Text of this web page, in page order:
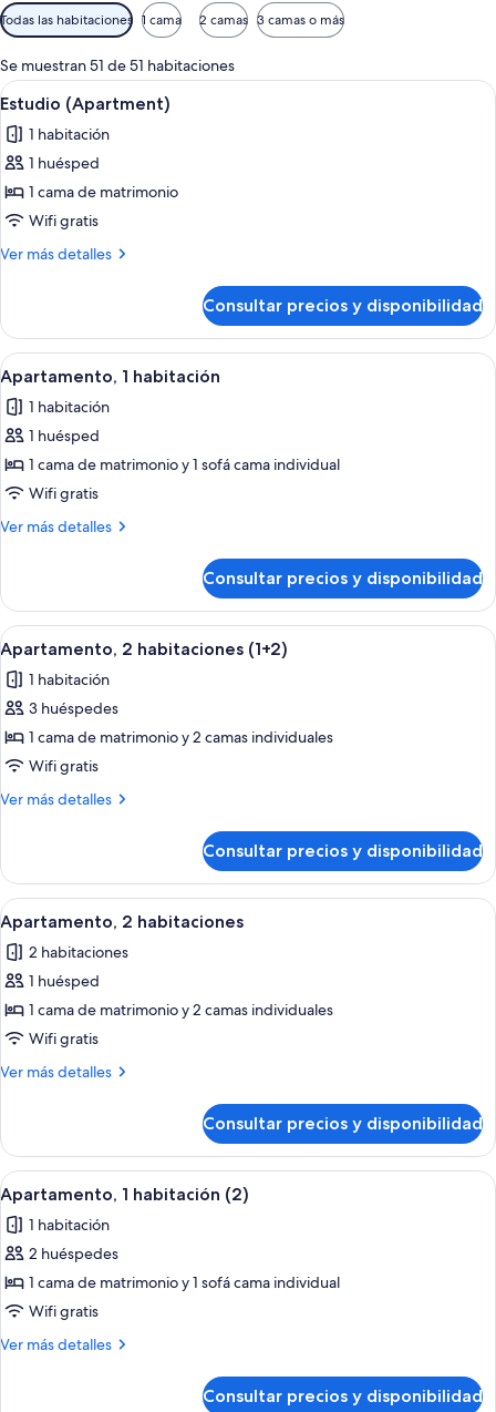
Filtros
disponibles
para
las
habitaciones
Todas las habitaciones 1 cama 2 camas 3 camas o más
Se muestran 51 de 51 habitaciones
Abrir
todas
las
fotos
de
Estudio
(Apartment)
Habitación de hotel con dos camas,
3
Estudio (Apartment)
1 habitación
1 huésped
1 cama de matrimonio
Wifi gratis
Ver más detalles
Más
(Apartment)
Consultar precios y disponibilidad
Abrir
todas
las
fotos
de
Apartamento,
1
Habitación de hotel con cama, una
14
Apartamento, 1 habitación
1 habitación
1 huésped
1 cama de matrimonio y 1 sofá cama individual
Wifi gratis
Ver más detalles
Más
1
habitación
Consultar precios y disponibilidad
Abrir
todas
las
fotos
de
Apartamento,
2
Habitación de hotel con una cama
8
Apartamento, 2 habitaciones (1+2)
1 habitación
3 huéspedes
1 cama de matrimonio y 2 camas individuales
Wifi gratis
Ver más detalles
Más
2
habitaciones
(1+2)
Consultar precios y disponibilidad
Abrir
todas
las
fotos
de
Apartamento,
2
Habitación de hotel con una cama
8
Apartamento, 2 habitaciones
2 habitaciones
1 huésped
1 cama de matrimonio y 2 camas individuales
Wifi gratis
Ver más detalles
Más
2
habitaciones
Consultar precios y disponibilidad
Abrir
todas
las
fotos
de
Apartamento,
1
Habitación de hotel con cama, una
14
Apartamento, 1 habitación (2)
1 habitación
2 huéspedes
1 cama de matrimonio y 1 sofá cama individual
Wifi gratis
Ver más detalles
Más
Consultar precios y disponibilidad